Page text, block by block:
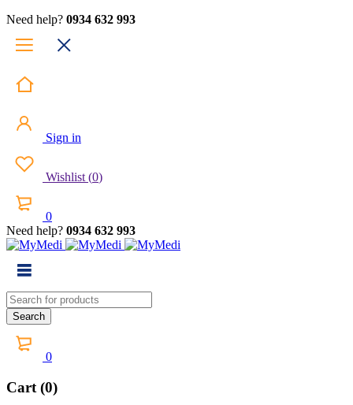
Need help? 0934 632 993
Sign in
Wishlist (0)
0
Need help? 0934 632 993
0
Cart (0)